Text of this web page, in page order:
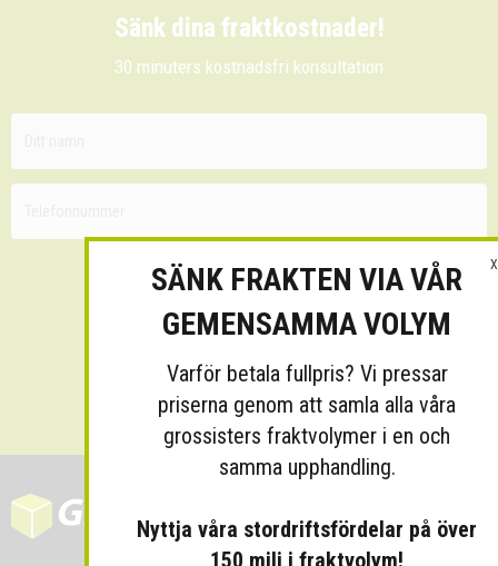
Sänk dina fraktkostnader!
30 minuters kostnadsfri konsultation
Skicka
X
SÄNK FRAKTEN VIA VÅR
GEMENSAMMA VOLYM
Varför betala fullpris? Vi pressar
priserna genom att samla alla våra
grossisters fraktvolymer i en och
samma upphandling.
Nyttja våra stordriftsfördelar på över
150 milj i fraktvolym!